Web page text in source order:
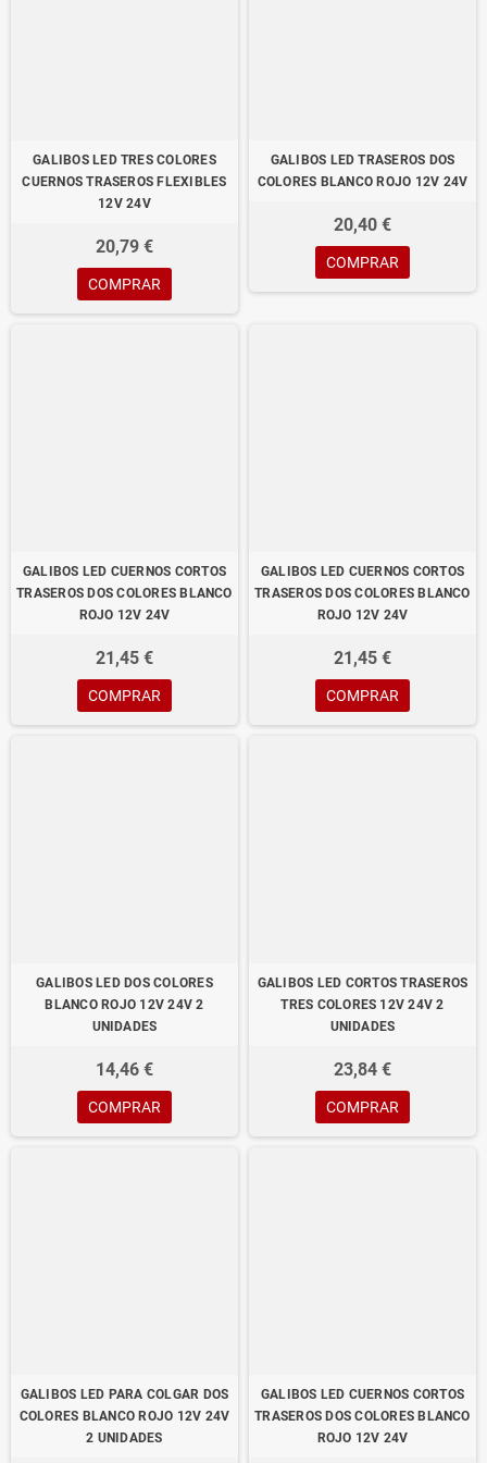
GALIBOS LED TRES COLORES
CUERNOS TRASEROS FLEXIBLES
12V 24V
20,79 €
COMPRAR
GALIBOS LED TRASEROS DOS
COLORES BLANCO ROJO 12V 24V
20,40 €
COMPRAR
GALIBOS LED CUERNOS CORTOS
TRASEROS DOS COLORES BLANCO
ROJO 12V 24V
21,45 €
COMPRAR
GALIBOS LED CUERNOS CORTOS
TRASEROS DOS COLORES BLANCO
ROJO 12V 24V
21,45 €
COMPRAR
GALIBOS LED DOS COLORES
BLANCO ROJO 12V 24V 2
UNIDADES
14,46 €
COMPRAR
GALIBOS LED CORTOS TRASEROS
TRES COLORES 12V 24V 2
UNIDADES
23,84 €
COMPRAR
GALIBOS LED PARA COLGAR DOS
COLORES BLANCO ROJO 12V 24V
2 UNIDADES
GALIBOS LED CUERNOS CORTOS
TRASEROS DOS COLORES BLANCO
ROJO 12V 24V